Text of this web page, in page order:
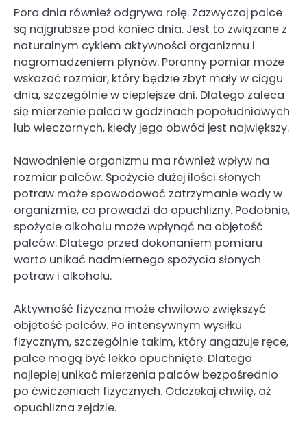
Pora dnia również odgrywa rolę. Zazwyczaj palce
są najgrubsze pod koniec dnia. Jest to związane z
naturalnym cyklem aktywności organizmu i
nagromadzeniem płynów. Poranny pomiar może
wskazać rozmiar, który będzie zbyt mały w ciągu
dnia, szczególnie w cieplejsze dni. Dlatego zaleca
się mierzenie palca w godzinach popołudniowych
lub wieczornych, kiedy jego obwód jest największy.
Nawodnienie organizmu ma również wpływ na
rozmiar palców. Spożycie dużej ilości słonych
potraw może spowodować zatrzymanie wody w
organizmie, co prowadzi do opuchlizny. Podobnie,
spożycie alkoholu może wpłynąć na objętość
palców. Dlatego przed dokonaniem pomiaru
warto unikać nadmiernego spożycia słonych
potraw i alkoholu.
Aktywność fizyczna może chwilowo zwiększyć
objętość palców. Po intensywnym wysiłku
fizycznym, szczególnie takim, który angażuje ręce,
palce mogą być lekko opuchnięte. Dlatego
najlepiej unikać mierzenia palców bezpośrednio
po ćwiczeniach fizycznych. Odczekaj chwilę, aż
opuchlizna zejdzie.